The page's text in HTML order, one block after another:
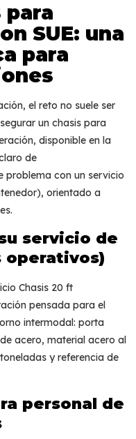
para
SUE: una
para
el reto no suele ser
un chasis para
disponible en la
de
problema con un servicio
, orientado a
servicio de
operativos)
Chasis 20 ft
pensada para el
intermodal: porta
acero, material acero al
y referencia de
personal de